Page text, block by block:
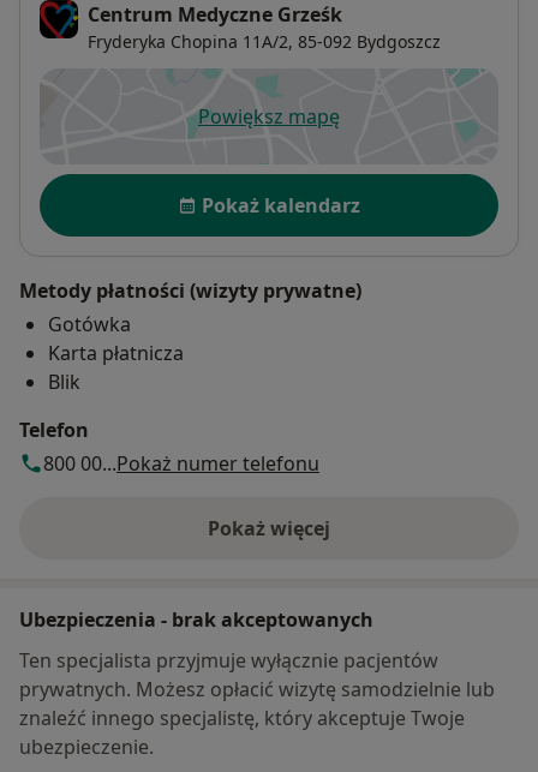
Centrum Medyczne Grześk
Fryderyka Chopina 11A/2, 85-092 Bydgoszcz
Powiększ mapęotwiera się w nowej karcie
Dostępność
Pokaż kalendarz
Metody płatności (wizyty prywatne)
Gotówka
Karta płatnicza
Blik
Telefon
800 00...Pokaż numer telefonu
Pokaż więcej
o adresie
Ubezpieczenia - brak akceptowanych
Ten specjalista przyjmuje wyłącznie pacjentów
prywatnych. Możesz opłacić wizytę samodzielnie lub
znaleźć innego specjalistę, który akceptuje Twoje
ubezpieczenie.